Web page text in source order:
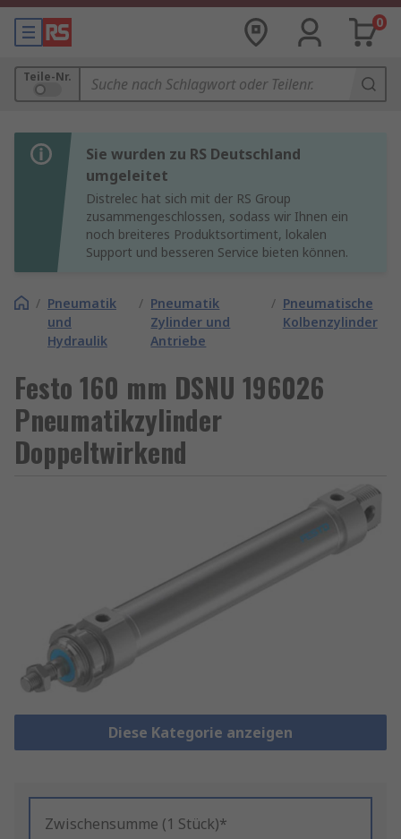
0
Teile-Nr.
Sie wurden zu RS Deutschland
umgeleitet
Distrelec hat sich mit der RS Group
zusammengeschlossen, sodass wir Ihnen ein
noch breiteres Produktsortiment, lokalen
Support und besseren Service bieten können.
/ Pneumatik
und
Hydraulik
/ Pneumatik
Zylinder und
Antriebe
/ Pneumatische
Kolbenzylinder
Festo 160 mm DSNU 196026
Pneumatikzylinder
Doppeltwirkend
Diese Kategorie anzeigen
Zwischensumme (1 Stück)*